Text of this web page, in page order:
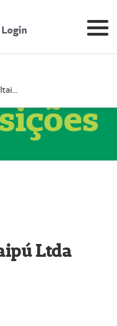
Login
Prestador Clínica Itaipú Ltda (51004348-2)
Ltda